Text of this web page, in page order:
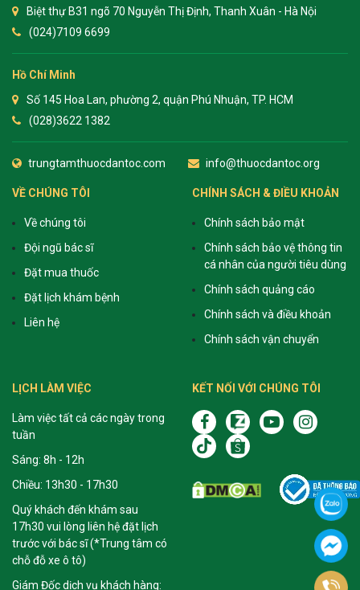
Biệt thự B31 ngõ 70 Nguyễn Thị Định, Thanh Xuân - Hà Nội
(024)7109 6699
Hồ Chí Minh
Số 145 Hoa Lan, phường 2, quận Phú Nhuận, TP. HCM
(028)3622 1382
trungtamthuocdantoc.com info@thuocdantoc.org
VỀ CHÚNG TÔI
Về chúng tôi
Đội ngũ bác sĩ
Đặt mua thuốc
Đặt lịch khám bệnh
Liên hệ
CHÍNH SÁCH & ĐIỀU KHOẢN
Chính sách bảo mật
Chính sách bảo vệ thông tin
cá nhân của người tiêu dùng
Chính sách quảng cáo
Chính sách và điều khoản
Chính sách vận chuyển
LỊCH LÀM VIỆC
Làm việc tất cả các ngày trong
tuần
Sáng: 8h - 12h
Chiều: 13h30 - 17h30
Quý khách đến khám sau
17h30 vui lòng liên hệ đặt lịch
trước với bác sĩ (*Trung tâm có
chỗ đỗ xe ô tô)
Giám Đốc dịch vụ khách hàng:
KẾT NỐI VỚI CHÚNG TÔI